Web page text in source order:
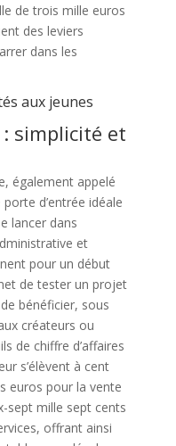
de trois mille euros
des leviers
dans les
aux jeunes
simplicité et
également appelé
d’entrée idéale
lancer dans
et
pour un début
de tester un projet
bénéficier, sous
créateurs ou
de chiffre d’affaires
s’élèvent à cent
euros pour la vente
sept mille sept cents
offrant ainsi